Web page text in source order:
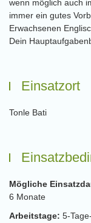
wenn möglich auch
immer ein gutes
Erwachsenen
Dein
Einsatzort
Tonle Bati
Mögliche
6 Monate
Arbeitstage: 5-